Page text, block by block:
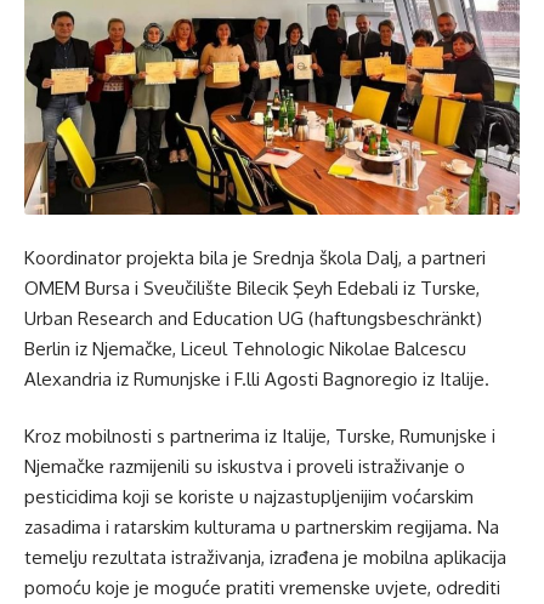
Koordinator projekta bila je Srednja škola Dalj, a partneri
OMEM Bursa i Sveučilište Bilecik Şeyh Edebali iz Turske,
Urban Research and Education UG (haftungsbeschränkt)
Berlin iz Njemačke, Liceul Tehnologic Nikolae Balcescu
Alexandria iz Rumunjske i F.lli Agosti Bagnoregio iz Italije.
Kroz mobilnosti s partnerima iz Italije, Turske, Rumunjske i
Njemačke razmijenili su iskustva i proveli istraživanje o
pesticidima koji se koriste u najzastupljenijim voćarskim
zasadima i ratarskim kulturama u partnerskim regijama. Na
temelju rezultata istraživanja, izrađena je mobilna aplikacija
pomoću koje je moguće pratiti vremenske uvjete, odrediti